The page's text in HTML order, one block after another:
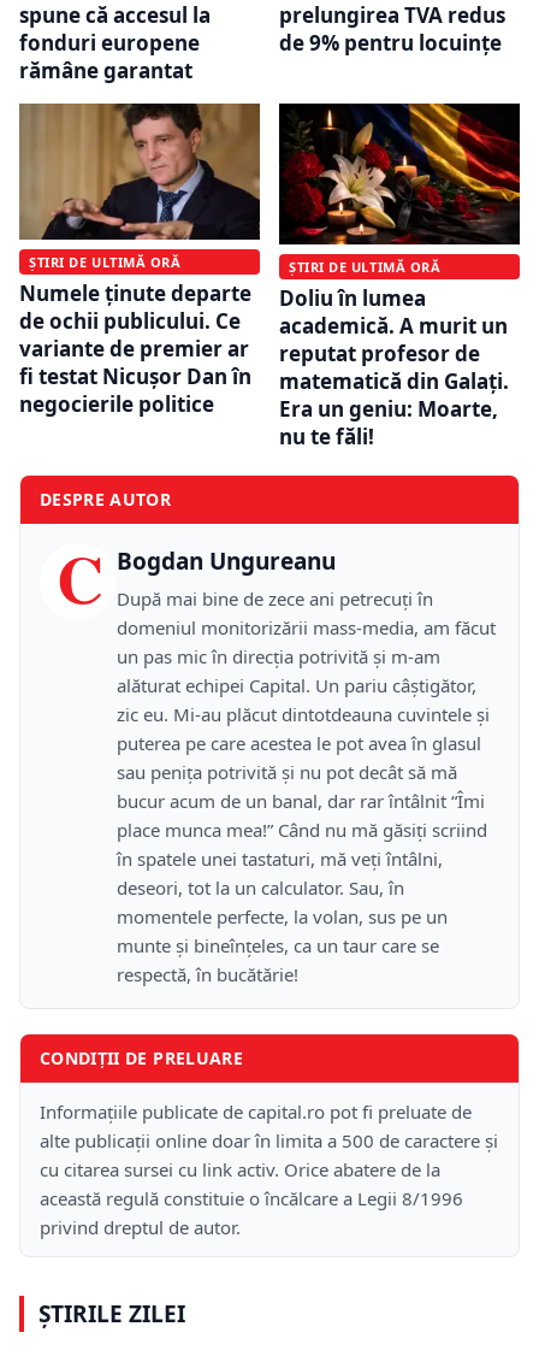
spune că accesul la
fonduri europene
rămâne garantat
prelungirea TVA redus
de 9% pentru locuințe
ȘTIRI DE ULTIMĂ ORĂ
Numele ținute departe
de ochii publicului. Ce
variante de premier ar
fi testat Nicușor Dan în
negocierile politice
ȘTIRI DE ULTIMĂ ORĂ
Doliu în lumea
academică. A murit un
reputat profesor de
matematică din Galați.
Era un geniu: Moarte,
nu te făli!
DESPRE AUTOR
C Bogdan Ungureanu
După mai bine de zece ani petrecuţi în
domeniul monitorizării mass-media, am făcut
un pas mic în direcţia potrivită şi m-am
alăturat echipei Capital. Un pariu câştigător,
zic eu. Mi-au plăcut dintotdeauna cuvintele şi
puterea pe care acestea le pot avea în glasul
sau peniţa potrivită şi nu pot decât să mă
bucur acum de un banal, dar rar întâlnit “Îmi
place munca mea!” Când nu mă găsiţi scriind
în spatele unei tastaturi, mă veţi întâlni,
deseori, tot la un calculator. Sau, în
momentele perfecte, la volan, sus pe un
munte şi bineînţeles, ca un taur care se
respectă, în bucătărie!
CONDIȚII DE PRELUARE
Informațiile publicate de capital.ro pot fi preluate de
alte publicații online doar în limita a 500 de caractere și
cu citarea sursei cu link activ. Orice abatere de la
această regulă constituie o încălcare a Legii 8/1996
privind dreptul de autor.
ȘTIRILE ZILEI